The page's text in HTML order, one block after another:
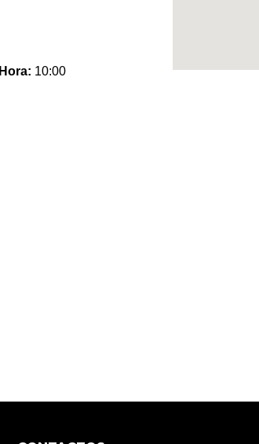
Hora: 10:00